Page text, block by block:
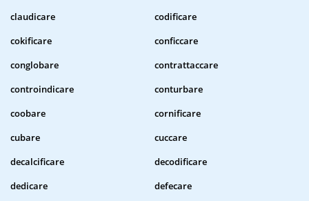
claudicare
codificare
cokificare
conficcare
conglobare
contrattaccare
controindicare
conturbare
coobare
cornificare
cubare
cuccare
decalcificare
decodificare
dedicare
defecare